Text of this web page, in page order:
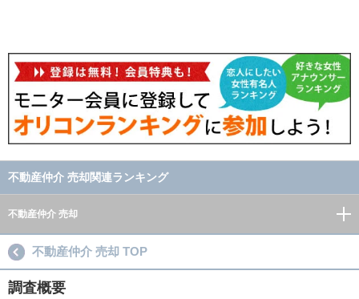
不動産仲介 売却関連ランキング
不動産仲介 売却
不動産仲介 売却 TOP
調査概要